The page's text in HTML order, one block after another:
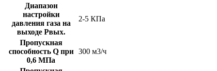
Диапазон
настройки
давления газа на
выходе Рвых.
2-5 КПа
Пропускная
способность Q при
0,6 МПа
300 м3/ч